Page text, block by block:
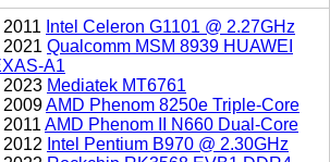
2011 Intel Celeron G1101 @ 2.27GHz
2021 Qualcomm MSM 8939 HUAWEI
A1
2023 Mediatek MT6761
2009AMD Phenom 8250e Triple-Core
2011AMD Phenom II N660 Dual-Core
2012 Intel Pentium B970 @ 2.30GHz